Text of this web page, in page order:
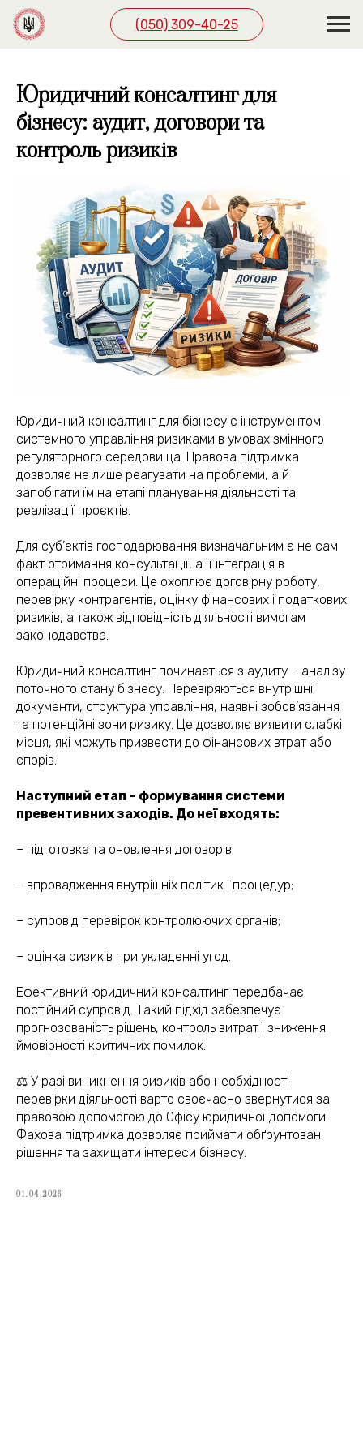
(050) 309-40-25
Юридичний консалтинг для
бізнесу: аудит, договори та
контроль ризиків
Юридичний консалтинг для бізнесу є інструментом
системного управління ризиками в умовах змінного
регуляторного середовища. Правова підтримка
дозволяє не лише реагувати на проблеми, а й
запобігати їм на етапі планування діяльності та
реалізації проєктів.
Для суб’єктів господарювання визначальним є не сам
факт отримання консультації, а її інтеграція в
операційні процеси. Це охоплює договірну роботу,
перевірку контрагентів, оцінку фінансових і податкових
ризиків, а також відповідність діяльності вимогам
законодавства.
Юридичний консалтинг починається з аудиту – аналізу
поточного стану бізнесу. Перевіряються внутрішні
документи, структура управління, наявні зобов’язання
та потенційні зони ризику. Це дозволяє виявити слабкі
місця, які можуть призвести до фінансових втрат або
спорів.
Наступний етап – формування системи
превентивних заходів. До неї входять:
– підготовка та оновлення договорів;
– впровадження внутрішніх політик і процедур;
– супровід перевірок контролюючих органів;
– оцінка ризиків при укладенні угод.
Ефективний юридичний консалтинг передбачає
постійний супровід. Такий підхід забезпечує
прогнозованість рішень, контроль витрат і зниження
ймовірності критичних помилок.
⚖️ У разі виникнення ризиків або необхідності
перевірки діяльності варто своєчасно звернутися за
правовою допомогою до Офісу юридичної допомоги.
Фахова підтримка дозволяє приймати обґрунтовані
рішення та захищати інтереси бізнесу.
01.04.2026
(050) 309-40-25
jur.kiev.ua@gmail.com